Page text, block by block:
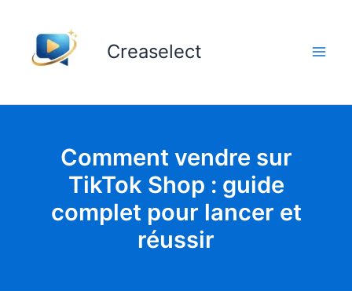
contenu
Creaselect
Comment vendre sur
TikTok Shop : guide
complet pour lancer et
réussir